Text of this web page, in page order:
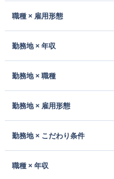
職種 × 雇用形態
勤務地 × 年収
勤務地 × 職種
勤務地 × 雇用形態
勤務地 × こだわり条件
職種 × 年収